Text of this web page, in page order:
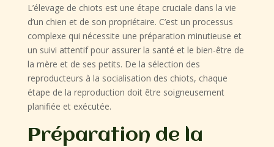
L’élevage de chiots est une étape cruciale dans la vie
d’un chien et de son propriétaire. C’est un processus
complexe qui nécessite une préparation minutieuse et
un suivi attentif pour assurer la santé et le bien-être de
la mère et de ses petits. De la sélection des
reproducteurs à la socialisation des chiots, chaque
étape de la reproduction doit être soigneusement
planifiée et exécutée.
Préparation de la